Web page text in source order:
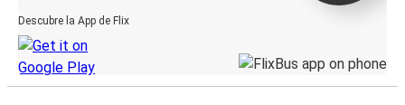
Descubre la App de Flix